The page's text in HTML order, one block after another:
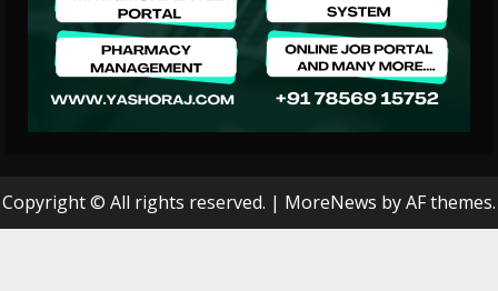
Copyright © All rights reserved. | MoreNews by AF themes.